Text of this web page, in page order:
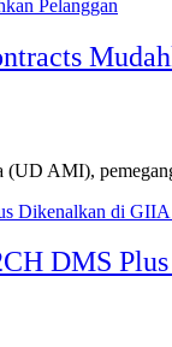
AMI),
DMS